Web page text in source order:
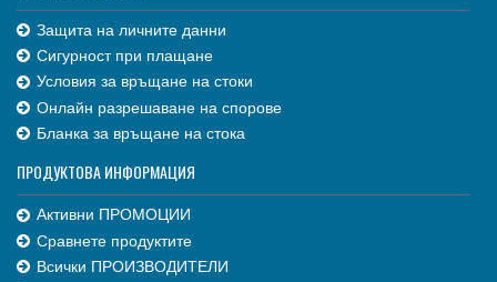
Защита на личните данни
Сигурност при плащане
Условия за връщане на стоки
Онлайн разрешаване на спорове
Бланка за връщане на стока
ПРОДУКТОВА ИНФОРМАЦИЯ
Активни ПРОМОЦИИ
Сравнете продуктите
Всички ПРОИЗВОДИТЕЛИ